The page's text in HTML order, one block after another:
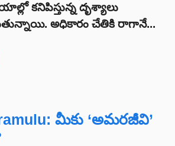
కనిపిస్తున్న దృశ్యాలు
అధికారం చేతికి రాగానే...
మీకు ‘అమరజీవి’